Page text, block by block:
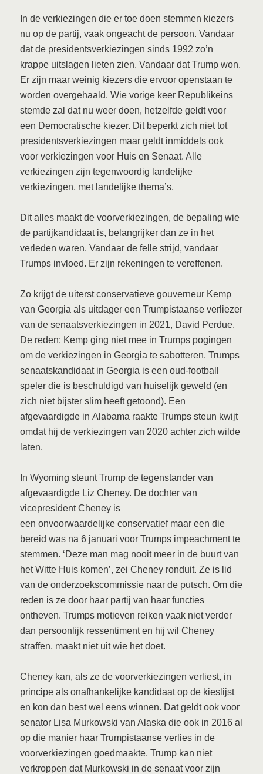
In de verkiezingen die er toe doen stemmen kiezers
nu op de partij, vaak ongeacht de persoon. Vandaar
dat de presidentsverkiezingen sinds 1992 zo’n
krappe uitslagen lieten zien. Vandaar dat Trump won.
Er zijn maar weinig kiezers die ervoor openstaan te
worden overgehaald. Wie vorige keer Republikeins
stemde zal dat nu weer doen, hetzelfde geldt voor
een Democratische kiezer. Dit beperkt zich niet tot
presidentsverkiezingen maar geldt inmiddels ook
voor verkiezingen voor Huis en Senaat. Alle
verkiezingen zijn tegenwoordig landelijke
verkiezingen, met landelijke thema’s.
Dit alles maakt de voorverkiezingen, de bepaling wie
de partijkandidaat is, belangrijker dan ze in het
verleden waren. Vandaar de felle strijd, vandaar
Trumps invloed. Er zijn rekeningen te vereffenen.
Zo krijgt de uiterst conservatieve gouverneur Kemp
van Georgia als uitdager een Trumpistaanse verliezer
van de senaatsverkiezingen in 2021, David Perdue.
De reden: Kemp ging niet mee in Trumps pogingen
om de verkiezingen in Georgia te sabotteren. Trumps
senaatskandidaat in Georgia is een oud-football
speler die is beschuldigd van huiselijk geweld (en
zich niet bijster slim heeft getoond). Een
afgevaardigde in Alabama raakte Trumps steun kwijt
omdat hij de verkiezingen van 2020 achter zich wilde
laten.
In Wyoming steunt Trump de tegenstander van
afgevaardigde Liz Cheney. De dochter van
vicepresident Cheney is
een onvoorwaardelijke conservatief maar een die
bereid was na 6 januari voor Trumps impeachment te
stemmen. ‘Deze man mag nooit meer in de buurt van
het Witte Huis komen’, zei Cheney ronduit. Ze is lid
van de onderzoekscommissie naar de putsch. Om die
reden is ze door haar partij van haar functies
ontheven. Trumps motieven reiken vaak niet verder
dan persoonlijk ressentiment en hij wil Cheney
straffen, maakt niet uit wie het doet.
Cheney kan, als ze de voorverkiezingen verliest, in
principe als onafhankelijke kandidaat op de kieslijst
en kon dan best wel eens winnen. Dat geldt ook voor
senator Lisa Murkowski van Alaska die ook in 2016 al
op die manier haar Trumpistaanse verlies in de
voorverkiezingen goedmaakte. Trump kan niet
verkroppen dat Murkowski in de senaat voor zijn